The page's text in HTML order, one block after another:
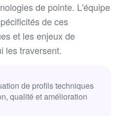
de pointe. L'équipe
de ces
et les enjeux de
les traversent.
de profils techniques
qualité et amélioration